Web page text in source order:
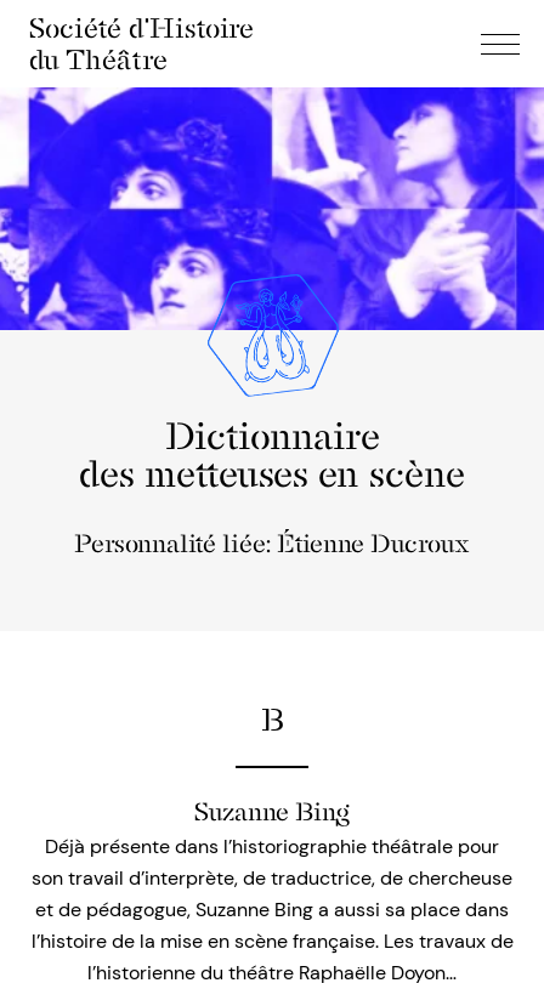
Société d'Histoire
du Théâtre
Dictionnaire
des metteuses en scène
Personnalité liée: Étienne Ducroux
B
Suzanne Bing
Déjà présente dans l’historiographie théâtrale pour
son travail d’interprète, de traductrice, de chercheuse
et de pédagogue, Suzanne Bing a aussi sa place dans
l’histoire de la mise en scène française. Les travaux de
l’historienne du théâtre Raphaëlle Doyon…